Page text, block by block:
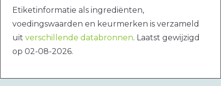
Etiketinformatie als ingrediënten,
voedingswaarden en keurmerken is verzameld
uit verschillende databronnen. Laatst gewijzigd
op 02-08-2026.